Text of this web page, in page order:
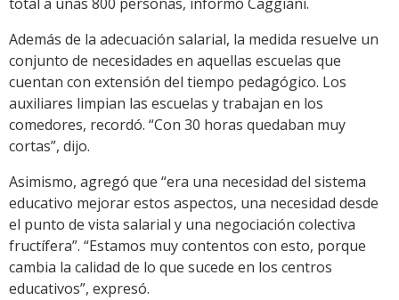
Además de la adecuación salarial, la medida resuelve un
conjunto de necesidades en aquellas escuelas que
cuentan con extensión del tiempo pedagógico. Los
auxiliares limpian las escuelas y trabajan en los
comedores, recordó. “Con 30 horas quedaban muy
cortas”, dijo.
Asimismo, agregó que “era una necesidad del sistema
educativo mejorar estos aspectos, una necesidad desde
el punto de vista salarial y una negociación colectiva
fructífera”. “Estamos muy contentos con esto, porque
cambia la calidad de lo que sucede en los centros
educativos”, expresó.